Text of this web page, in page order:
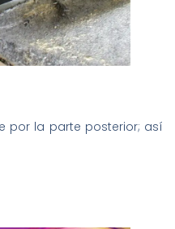
por la parte posterior; así